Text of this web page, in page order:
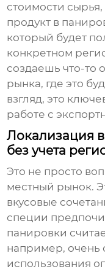
стоимости
продукт в
который будет
конкретном
создаешь что-то
рынка, где это
взгляд, это
работе с
Локализация
без учета
Это не просто
местный рынок.
вкусовые
специи
панировки
например, очень
использования